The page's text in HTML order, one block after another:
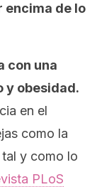
encima de lo
con una
y obesidad.
en el
como la
y como lo
PLoS